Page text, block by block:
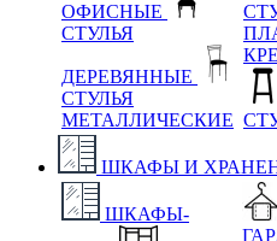
ОФИСНЫЕ
СТУЛЬЯ
ДЕРЕВЯННЫЕ
СТУЛЬЯ
МЕТАЛЛИЧЕСКИЕ
ШКАФЫ И
ШКАФЫ-